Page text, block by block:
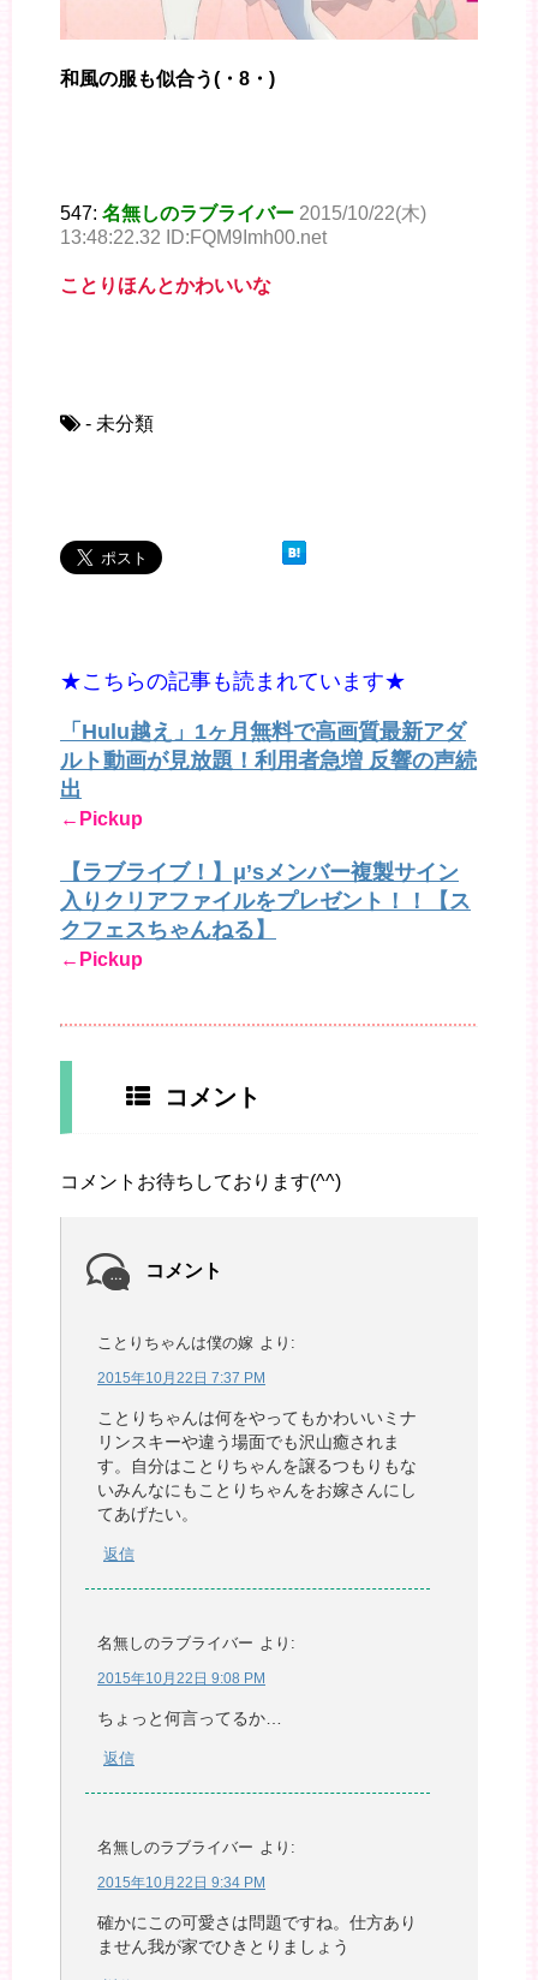
和風の服も似合う(・8・)
547: 名無しのラブライバー 2015/10/22(木)
13:48:22.32 ID:FQM9Imh00.net
ことりほんとかわいいな
- 未分類
★こちらの記事も読まれています★
「Hulu越え」1ヶ月無料で高画質最新アダ
ルト動画が見放題！利用者急増 反響の声続
出
←Pickup
【ラブライブ！】μ’sメンバー複製サイン
入りクリアファイルをプレゼント！！【ス
クフェスちゃんねる】
←Pickup
コメント
コメントお待ちしております(^^)
コメント
ことりちゃんは僕の嫁 より:
2015年10月22日 7:37 PM
ことりちゃんは何をやってもかわいいミナ
リンスキーや違う場面でも沢山癒されま
す。自分はことりちゃんを譲るつもりもな
いみんなにもことりちゃんをお嫁さんにし
てあげたい。
返信
名無しのラブライバー より:
2015年10月22日 9:08 PM
ちょっと何言ってるか…
返信
名無しのラブライバー より:
2015年10月22日 9:34 PM
確かにこの可愛さは問題ですね。仕方あり
ません我が家でひきとりましょう